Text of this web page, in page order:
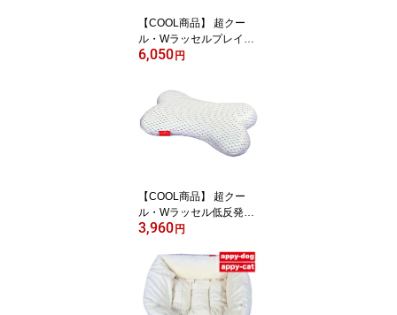
【COOL商品】 超クー
ル・Wラッセルプレイマ
ット S犬猫共通商品 接
暑さ対策 ペットベッド
冷感 冷感 犬用 猫用
6,050円
【COOL商品】 超クー
ル・Wラッセル低反発ウ
レタン・極楽まくら S
冷たいベッド 暑さ対
策 冷えマット 暑さ対
策 ペットベッド 冷感
冷感 犬用 猫用
3,960円